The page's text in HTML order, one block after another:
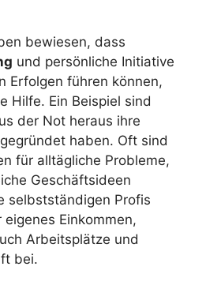
bewiesen, dass
und persönliche Initiative
Erfolgen führen können,
Hilfe. Ein Beispiel sind
der Not heraus ihre
haben. Oft sind
für alltägliche Probleme,
Geschäftsideen
selbstständigen Profis
Einkommen,
Arbeitsplätze und
bei.